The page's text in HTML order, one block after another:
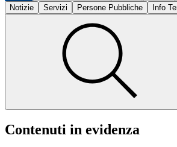
Notizie
Servizi Persone Pubbliche Info
Contenuti in evidenza